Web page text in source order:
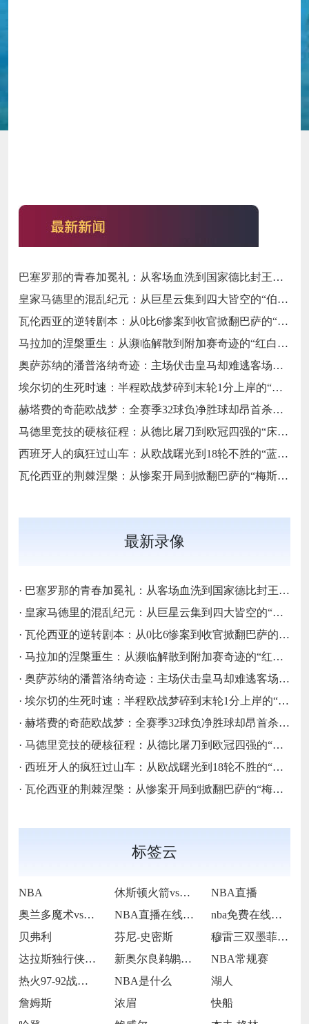
巴塞罗那的青春加冕礼：从客场血洗到国家德比封王的“梦四序章”
皇家马德里的混乱纪元：从巨星云集到四大皆空的“伯纳乌闹剧”
瓦伦西亚的逆转剧本：从0比6惨案到收官掀翻巴萨的“梅斯塔利亚不死鸟”
马拉加的涅槃重生：从濒临解散到附加赛奇迹的“红白不死鸟”
奥萨苏纳的潘普洛纳奇迹：主场伏击皇马却难逃客场虫宿命的“北境异类”
埃尔切的生死时速：半程欧战梦碎到末轮1分上岸的“保级惊魂”
赫塔费的奇葩欧战梦：全赛季32球负净胜球却昂首杀入欧协联的“反足球童话”
马德里竞技的硬核征程：从德比屠刀到欧冠四强的“床单不屈魂”
西班牙人的疯狂过山车：从欧战曙光到18轮不胜的“蓝白梦魇”
瓦伦西亚的荆棘涅槃：从惨案开局到掀翻巴萨的“梅斯塔利亚不死鸟”
最新录像
· 巴塞罗那的青春加冕礼：从客场血洗到国家德比封王的“梦四序章”
· 皇家马德里的混乱纪元：从巨星云集到四大皆空的“伯纳乌闹剧”
· 瓦伦西亚的逆转剧本：从0比6惨案到收官掀翻巴萨的“梅斯塔利亚不死鸟”
· 马拉加的涅槃重生：从濒临解散到附加赛奇迹的“红白不死鸟”
· 奥萨苏纳的潘普洛纳奇迹：主场伏击皇马却难逃客场虫宿命的“北境异类”
· 埃尔切的生死时速：半程欧战梦碎到末轮1分上岸的“保级惊魂”
· 赫塔费的奇葩欧战梦：全赛季32球负净胜球却昂首杀入欧协联的“反足球童话”
· 马德里竞技的硬核征程：从德比屠刀到欧冠四强的“床单不屈魂”
· 西班牙人的疯狂过山车：从欧战曙光到18轮不胜的“蓝白梦魇”
· 瓦伦西亚的荆棘涅槃：从惨案开局到掀翻巴萨的“梅斯塔利亚不死鸟”
标签云
NBA 休斯顿火箭vs波士顿凯尔特人
NBA直播
奥兰多魔术vs多伦多猛龙
NBA直播在线观看
nba免费在线高清直播
贝弗利
芬尼-史密斯
穆雷三双墨菲22分伤退 鹈鹕双杀奇才
达拉斯独行侠队球星凯里·欧文
新奥尔良鹈鹕前锋锡安·威廉姆森
NBA常规赛
热火97-92战胜爵士
NBA是什么
湖人
詹姆斯
浓眉
快船